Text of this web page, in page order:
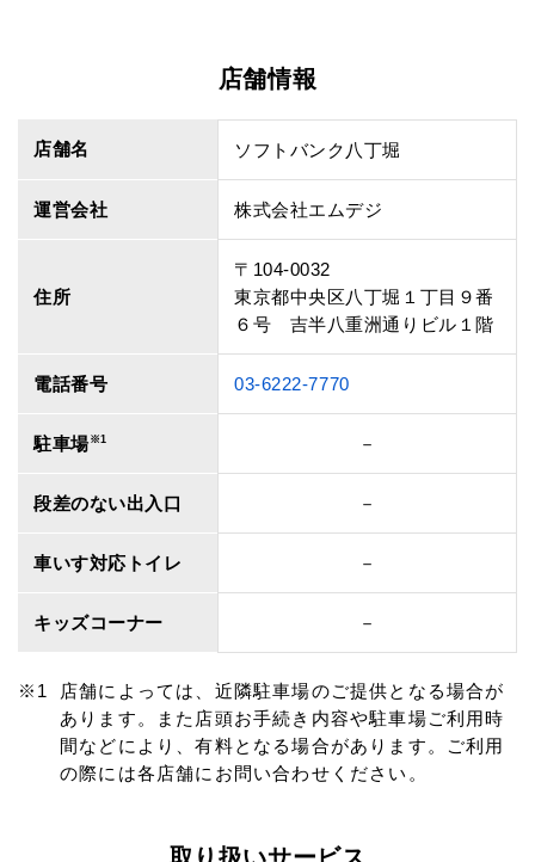
店舗情報
店舗名 ソフトバンク八丁堀
運営会社 株式会社エムデジ
住所
〒104-0032
東京都中央区八丁堀１丁目９番
６号 吉半八重洲通りビル１階
電話番号 03-6222-7770
駐車場※1 －
段差のない出入口 －
車いす対応トイレ －
キッズコーナー －
店舗によっては、近隣駐車場のご提供となる場合が
あります。また店頭お手続き内容や駐車場ご利用時
間などにより、有料となる場合があります。ご利用
の際には各店舗にお問い合わせください。